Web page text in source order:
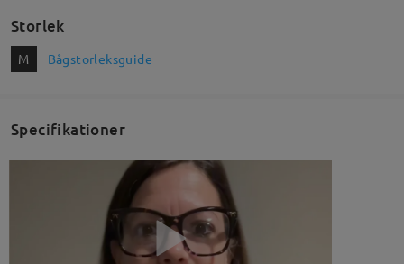
Storlek
M Bågstorleksguide
Specifikationer